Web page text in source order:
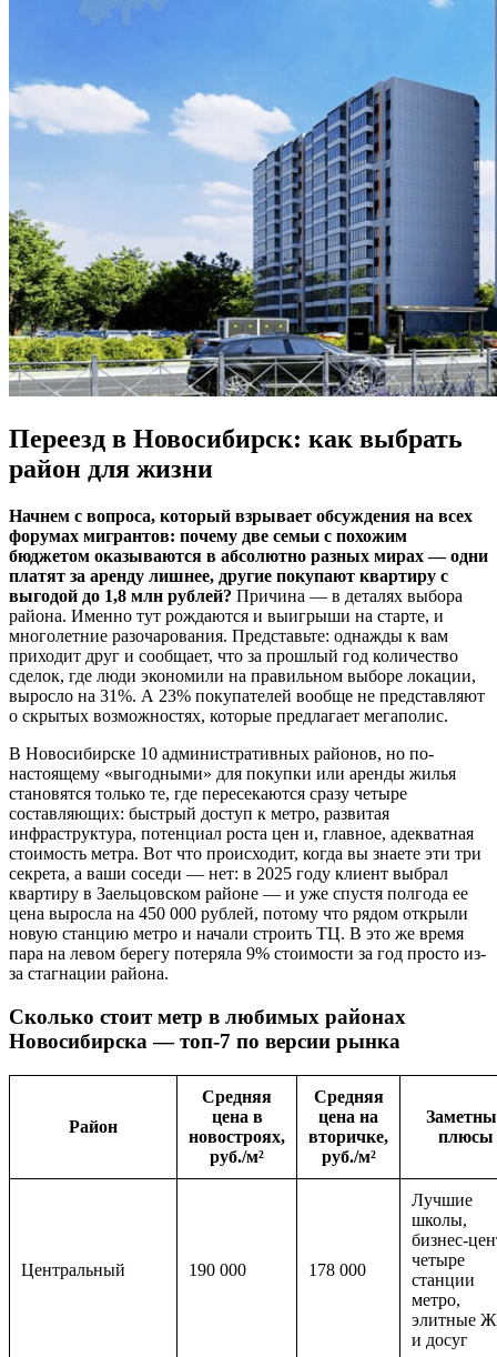
Переезд в Новосибирск: как выбрать
район для жизни
Начнем с вопроса, который взрывает обсуждения на всех
форумах мигрантов: почему две семьи с похожим
бюджетом оказываются в абсолютно разных мирах — одни
платят за аренду лишнее, другие покупают квартиру с
выгодой до 1,8 млн рублей? Причина — в деталях выбора
района. Именно тут рождаются и выигрыши на старте, и
многолетние разочарования. Представьте: однажды к вам
приходит друг и сообщает, что за прошлый год количество
сделок, где люди экономили на правильном выборе локации,
выросло на 31%. А 23% покупателей вообще не представляют
о скрытых возможностях, которые предлагает мегаполис.
В Новосибирске 10 административных районов, но по-
настоящему «выгодными» для покупки или аренды жилья
становятся только те, где пересекаются сразу четыре
составляющих: быстрый доступ к метро, развитая
инфраструктура, потенциал роста цен и, главное, адекватная
стоимость метра. Вот что происходит, когда вы знаете эти три
секрета, а ваши соседи — нет: в 2025 году клиент выбрал
квартиру в Заельцовском районе — и уже спустя полгода ее
цена выросла на 450 000 рублей, потому что рядом открыли
новую станцию метро и начали строить ТЦ. В это же время
пара на левом берегу потеряла 9% стоимости за год просто из-
за стагнации района.
Сколько стоит метр в любимых районах
Новосибирска — топ-7 по версии рынка
Район
Средняя
цена в
новостроях,
руб./м²
Средняя
цена на
вторичке,
руб./м²
плюсы
Центральный 190 000 178 000
Лучшие
школы,
бизнес-
четыре
станции
метро,
элитные
и досуг